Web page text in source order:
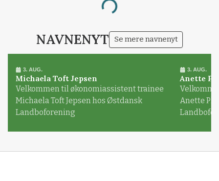
Loading...
NAVNENYT Se mere navnenyt
3. AUG.
Michaela Toft Jepsen
Velkommen til økonomiassistent trainee
Michaela Toft Jepsen hos Østdansk
Landboforening
3. AUG.
Anette
Anette